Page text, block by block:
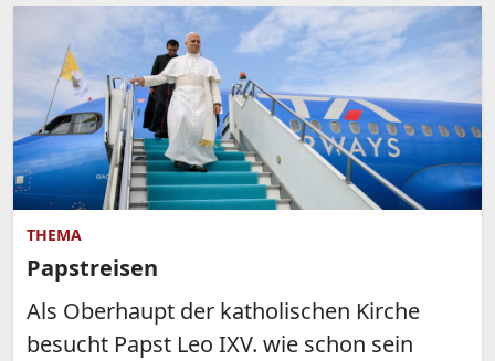
THEMA
Papstreisen
Als Oberhaupt der katholischen Kirche
besucht Papst Leo IXV. wie schon sein